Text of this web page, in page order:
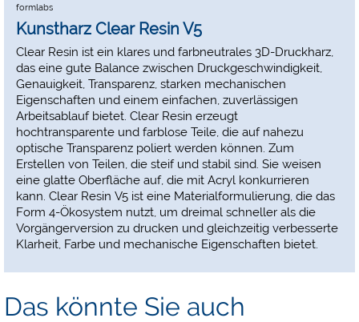
formlabs
Kunstharz Clear Resin V5
Clear Resin ist ein klares und farbneutrales 3D-Druckharz,
das eine gute Balance zwischen Druckgeschwindigkeit,
Genauigkeit, Transparenz, starken mechanischen
Eigenschaften und einem einfachen, zuverlässigen
Arbeitsablauf bietet. Clear Resin erzeugt
hochtransparente und farblose Teile, die auf nahezu
optische Transparenz poliert werden können. Zum
Erstellen von Teilen, die steif und stabil sind. Sie weisen
eine glatte Oberfläche auf, die mit Acryl konkurrieren
kann. Clear Resin V5 ist eine Materialformulierung, die das
Form 4-Ökosystem nutzt, um dreimal schneller als die
Vorgängerversion zu drucken und gleichzeitig verbesserte
Klarheit, Farbe und mechanische Eigenschaften bietet.
Das könnte Sie auch